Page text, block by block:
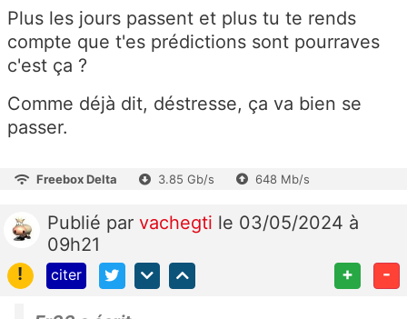
Plus les jours passent et plus tu te rends
compte que t'es prédictions sont pourraves
c'est ça ?
Comme déjà dit, déstresse, ça va bien se
passer.
Freebox Delta 3.85 Gb/s 648 Mb/s
Publié par vachegti le 03/05/2024 à
09h21
!
citer + -